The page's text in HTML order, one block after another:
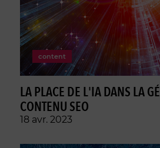
content
LA PLACE DE L'IA DANS LA
CONTENU SEO
18 avr. 2023